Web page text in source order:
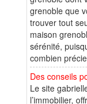
grenoble que
trouver tout
maison
sérénité,
combien
Des conseils
Le site
l’immobilier,